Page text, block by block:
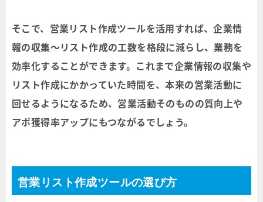
そこで、営業リスト作成ツールを活用すれば、企業情
報の収集〜リスト作成の工数を格段に減らし、業務を
効率化することができます。これまで企業情報の収集や
リスト作成にかかっていた時間を、本来の営業活動に
回せるようになるため、営業活動そのものの質向上や
アポ獲得率アップにもつながるでしょう。
営業リスト作成ツールの選び方